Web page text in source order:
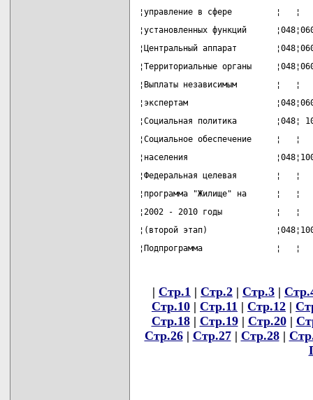
¦управление в сфере
¦установленных функций
¦Центральный аппарат
¦Территориальные органы
¦Выплаты независимым
¦экспертам
¦Социальная политика
¦Социальное обеспечение
¦населения
¦Федеральная целевая
¦программа "Жилище" на
¦2002 - 2010 годы           ¦
¦(второй этап)
¦Подпрограмма               ¦
| Стр.1 | Стр.2 | Стр.3 |
Стр.10 | Стр.11 | Стр.12 |
Стр.18| Стр.19| Стр.20|
Стр.26| Стр.27| Стр.28|